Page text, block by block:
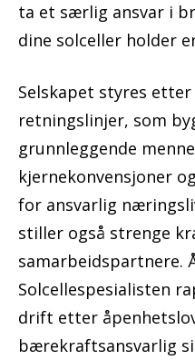
ta et særlig ansvar i
dine solceller holder
Selskapet styres
retningslinjer, som
grunnleggende
kjernekonvensjoner
for ansvarlig
stiller også strenge
samarbeidspartnere.
Solcellespesialisten
drift etter
bærekraftsansvarlig